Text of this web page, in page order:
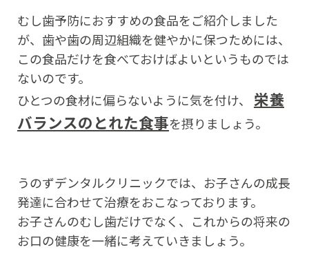
むし歯予防におすすめの食品をご紹介しました
が、歯や歯の周辺組織を健やかに保つためには、
この食品だけを食べておけばよいというものでは
ないのです。
ひとつの食材に偏らないように気を付け、 栄養
バランスのとれた食事を摂りましょう。
うのずデンタルクリニックでは、お子さんの成長
発達に合わせて治療をおこなっております。
お子さんのむし歯だけでなく、これからの将来の
お口の健康を一緒に考えていきましょう。